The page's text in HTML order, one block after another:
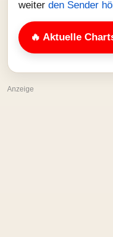
weiter den Sender
🔥 Aktuelle
Anzeige